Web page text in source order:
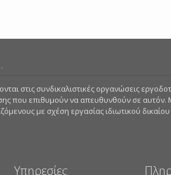
στις συνδικαλιστικές οργανώσεις
που επιθυμούν να απευθυνθούν σε αυτόν.
με σχέση εργασίας ιδιωτικού
Υπηρεσίες